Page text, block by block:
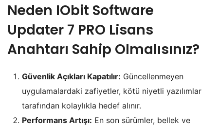
Neden IObit Software
Updater 7 PRO Lisans
Anahtarı Sahip Olmalısınız?
Güvenlik Açıkları Kapatılır: Güncellenmeyen
uygulamalardaki zafiyetler, kötü niyetli yazılımlar
tarafından kolaylıkla hedef alınır.
Performans Artışı: En son sürümler, bellek ve